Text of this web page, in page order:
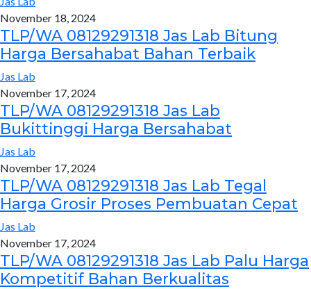
November 18, 2024
TLP/WA 08129291318 Jas Lab Bitung
Harga Bersahabat Bahan Terbaik
Jas Lab
November 17, 2024
TLP/WA 08129291318 Jas Lab
Bukittinggi Harga Bersahabat
Jas Lab
November 17, 2024
TLP/WA 08129291318 Jas Lab Tegal
Harga Grosir Proses Pembuatan Cepat
Jas Lab
November 17, 2024
TLP/WA 08129291318 Jas Lab Palu Harga
Kompetitif Bahan Berkualitas